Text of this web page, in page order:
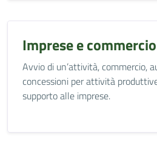
Imprese e commercio
Avvio di un’attività, commercio,
concessioni per attività
supporto alle imprese.